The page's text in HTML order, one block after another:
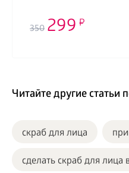
350 299
Читайте другие статьи
скраб для лица
сделать скраб для